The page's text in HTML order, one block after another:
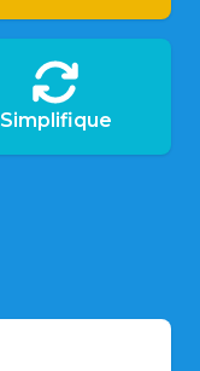
Simplifique